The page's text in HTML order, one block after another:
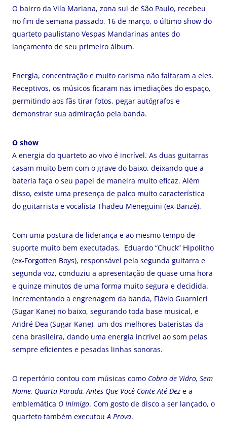
O bairro da Vila Mariana, zona sul de São Paulo, recebeu
no fim de semana passado, 16 de março, o último show do
quarteto paulistano Vespas Mandarinas antes do
lançamento de seu primeiro álbum.
Energia, concentração e muito carisma não faltaram a eles.
Receptivos, os músicos ficaram nas imediações do espaço,
permitindo aos fãs tirar fotos, pegar autógrafos e
demonstrar sua admiração pela banda.
O show
A energia do quarteto ao vivo é incrível. As duas guitarras
casam muito bem com o grave do baixo, deixando que a
bateria faça o seu papel de maneira muito eficaz. Além
disso, existe uma presença de palco muito característica
do guitarrista e vocalista Thadeu Meneguini (ex-Banzé).
Com uma postura de liderança e ao mesmo tempo de
suporte muito bem executadas, Eduardo “Chuck” Hipolitho
(ex-Forgotten Boys), responsável pela segunda guitarra e
segunda voz, conduziu a apresentação de quase uma hora
e quinze minutos de uma forma muito segura e decidida.
Incrementando a engrenagem da banda, Flávio Guarnieri
(Sugar Kane) no baixo, segurando toda base musical, e
André Dea (Sugar Kane), um dos melhores bateristas da
cena brasileira, dando uma energia incrível ao som pelas
sempre eficientes e pesadas linhas sonoras.
O repertório contou com músicas como Cobra de Vidro, Sem
Nome, Quarta Parada, Antes Que Você Conte Até Dez e a
emblemática O Inimigo. Com gosto de disco a ser lançado, o
quarteto também executouA Prova.